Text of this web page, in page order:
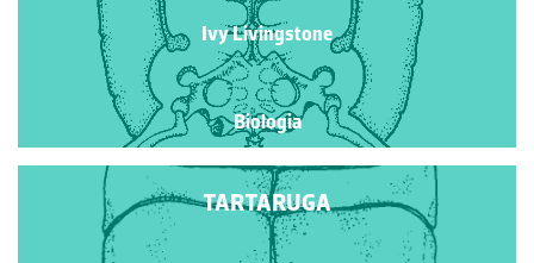
Ivy Livingstone
Biologia
TARTARUGA